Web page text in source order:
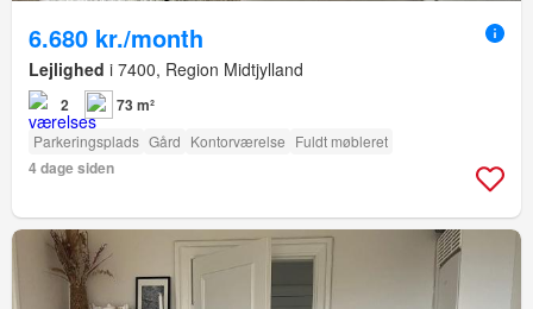
6.680 kr./month
Lejlighed i 7400, Region Midtjylland
2 73 m²
Parkeringsplads Gård Kontorværelse Fuldt møbleret
4 dage siden